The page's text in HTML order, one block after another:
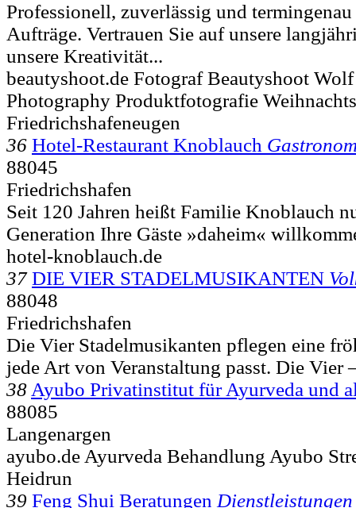
Professionell, zuverlässig und
Aufträge. Vertrauen Sie auf unsere
unsere Kreativität...
beautyshoot.de Fotograf Beautyshoot
Photography Produktfotografie
Friedrichshafeneugen
36 Hotel-Restaurant Knoblauch
88045
Friedrichshafen
Seit 120 Jahren heißt Familie Knoblauch
Generation Ihre Gäste »daheim«
hotel-knoblauch.de
37 DIE VIER STADELMUSIKANTEN
88048
Friedrichshafen
Die Vier Stadelmusikanten pflegen eine
jede Art von Veranstaltung passt. Die Vier
38 Ayubo Privatinstitut für Ayurveda und
88085
Langenargen
ayubo.de Ayurveda Behandlung Ayubo
Heidrun
39 Feng Shui Beratungen